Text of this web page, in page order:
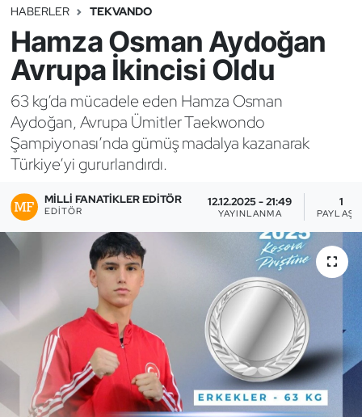
HABERLER TEKVANDO
Hamza Osman Aydoğan
Avrupa İkincisi Oldu
63 kg’da mücadele eden Hamza Osman
Aydoğan, Avrupa Ümitler Taekwondo
Şampiyonası’nda gümüş madalya kazanarak
Türkiye’yi gururlandırdı.
MILLI FANATIKLER EDITÖR
EDITÖR
12.12.2025 - 21:49
YAYINLANMA
1
Binicilik
Bisiklet
Bocce Bowling Dart
Boks
Briç
Buz Hokeyi
Buz Pateni
Çim Hokeyi
Cimnastik
Curling